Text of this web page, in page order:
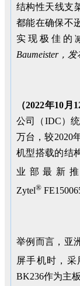
结构性天线支
都能在确保不
实现极佳的
Baumeister，发
（2022年10 月
公司（IDC）
万台，较2020
机型搭载的结
业部最新推
Zytel®
举例而言，亚
屏手机时，采
BK236作为主